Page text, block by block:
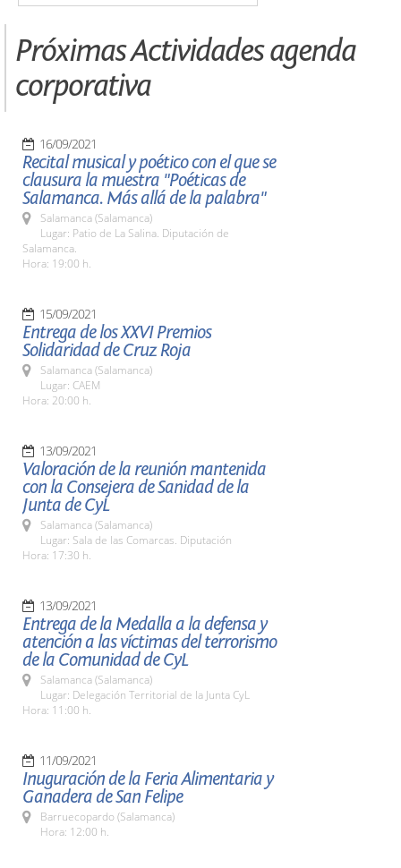
Próximas Actividades agenda
corporativa
16/09/2021
Recital musical y poético con el que se
clausura la muestra "Poéticas de
Salamanca. Más allá de la palabra"
Salamanca (Salamanca)
Lugar: Patio de La Salina. Diputación de
Salamanca.
Hora: 19:00 h.
15/09/2021
Entrega de los XXVI Premios
Solidaridad de Cruz Roja
Salamanca (Salamanca)
Lugar: CAEM
Hora: 20:00 h.
13/09/2021
Valoración de la reunión mantenida
con la Consejera de Sanidad de la
Junta de CyL
Salamanca (Salamanca)
Lugar: Sala de las Comarcas. Diputación
Hora: 17:30 h.
13/09/2021
Entrega de la Medalla a la defensa y
atención a las víctimas del terrorismo
de la Comunidad de CyL
Salamanca (Salamanca)
Lugar: Delegación Territorial de la Junta CyL
Hora: 11:00 h.
11/09/2021
Inuguración de la Feria Alimentaria y
Ganadera de San Felipe
Barruecopardo (Salamanca)
Hora: 12:00 h.